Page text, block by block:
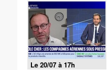
Le 20/07 à 17h